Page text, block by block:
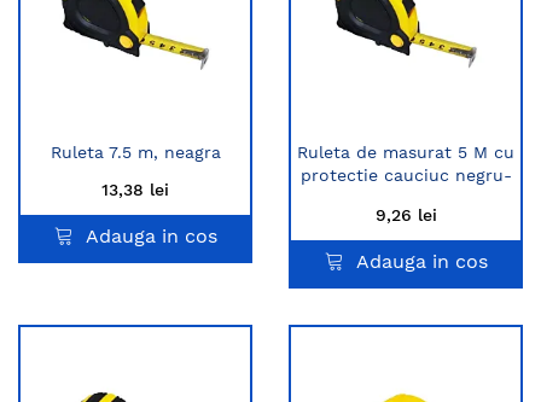
Ruleta 7.5 m, neagra
13,38 lei
Adauga in cos
Ruleta de masurat 5 M cu
protectie cauciuc negru-
9,26 lei
Adauga in cos